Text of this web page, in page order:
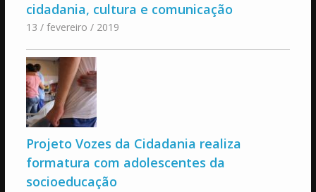
cidadania, cultura e comunicação
13 / fevereiro / 2019
Projeto Vozes da Cidadania realiza
formatura com adolescentes da
socioeducação